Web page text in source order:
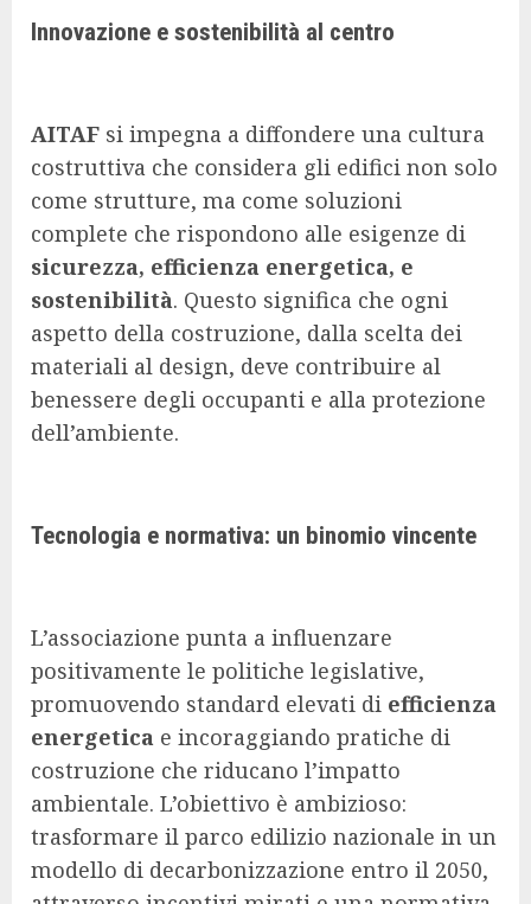
Innovazione e sostenibilità al centro
AITAF si impegna a diffondere una cultura
costruttiva che considera gli edifici non solo
come strutture, ma come soluzioni
complete che rispondono alle esigenze di
sicurezza, efficienza energetica, e
sostenibilità. Questo significa che ogni
aspetto della costruzione, dalla scelta dei
materiali al design, deve contribuire al
benessere degli occupanti e alla protezione
dell’ambiente.
Tecnologia e normativa: un binomio vincente
L’associazione punta a influenzare
positivamente le politiche legislative,
promuovendo standard elevati di efficienza
energetica e incoraggiando pratiche di
costruzione che riducano l’impatto
ambientale. L’obiettivo è ambizioso:
trasformare il parco edilizio nazionale in un
modello di decarbonizzazione entro il 2050,